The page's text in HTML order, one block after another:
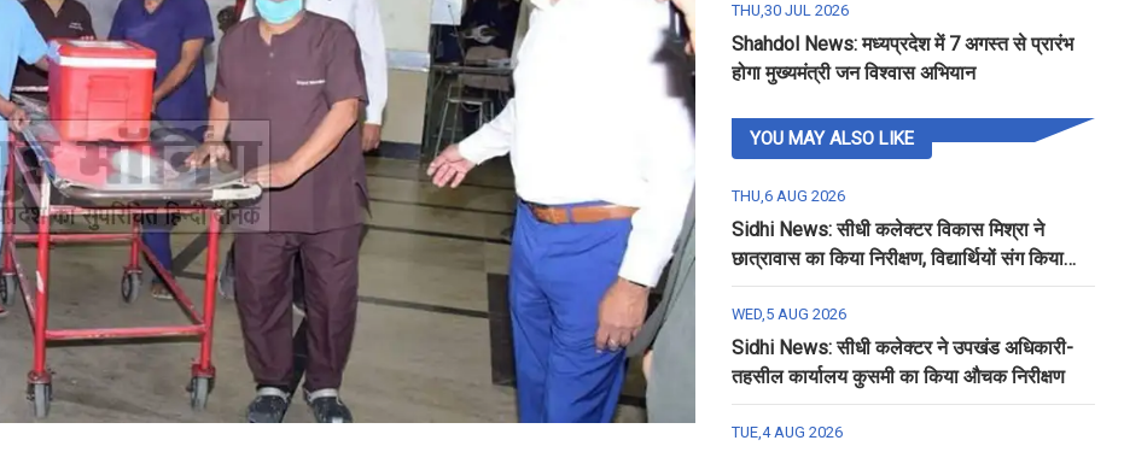
THU,30 JUL 2026
Shahdol News: मध्यप्रदेश में 7 अगस्त से प्रारंभ
होगा मुख्यमंत्री जन विश्वास अभियान
YOU MAY ALSO LIKE
THU,6 AUG 2026
Sidhi News: सीधी कलेक्टर विकास मिश्रा ने
छात्रावास का किया निरीक्षण, विद्यार्थियों संग किया
रात्रि भोजन
WED,5 AUG 2026
Sidhi News: सीधी कलेक्टर ने उपखंड अधिकारी-
तहसील कार्यालय कुसमी का किया औचक निरीक्षण
TUE,4 AUG 2026